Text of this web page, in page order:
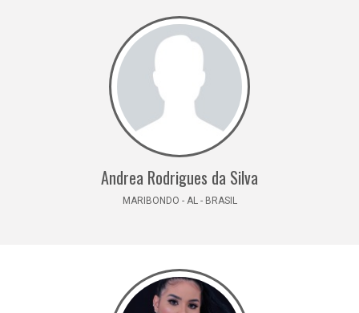
Andrea Rodrigues da Silva
MARIBONDO - AL - BRASIL